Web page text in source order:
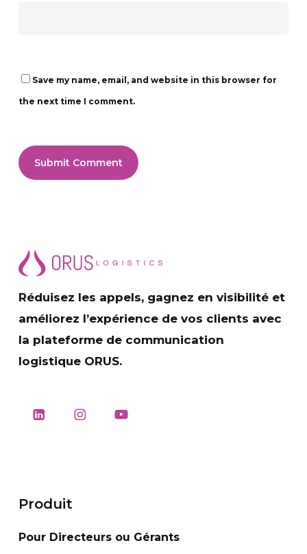
Save my name, email, and website in this browser for
the next time I comment.
Réduisez les appels, gagnez en visibilité et
améliorez l’expérience de vos clients avec
la plateforme de communication
logistique ORUS.
Produit
Pour Directeurs ou Gérants